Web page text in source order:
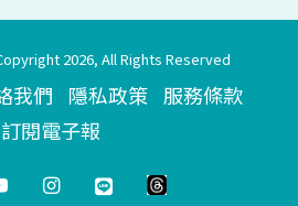
2026, All Rights Reserved
我們 隱私政策 服務條款
訂閱電子報